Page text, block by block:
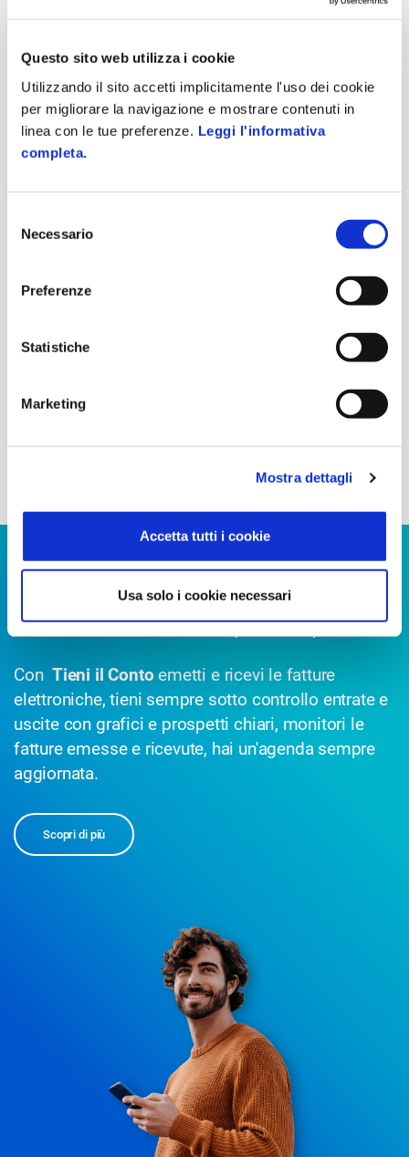
Questo sito web utilizza i cookie
Utilizzando il sito accetti implicitamente l'uso dei cookie
per migliorare la navigazione e mostrare contenuti in
linea con le tue preferenze. Leggi l'informativa
completa.
delNecessario
Preferenze
Statistiche
Marketing
Mostra dettagli
Accetta tutti i cookie
Usa solo i cookie necessari
CONFIGURAZIONI
Più di un pacchetto: un servizio
completo
Nso, ordini/ddt Peppol, fatture di acquisto soggette ad
(Nodo Smistamento
Ordini)
Ordini, DdT elettronici tramite rete
(previo acquisto del
per la verifica della solvibilità
clienti (previo acquisto del servizio)
Ti serve una soluzione più completa?
ConTieni il Contoemetti e ricevi le fatture
elettroniche, tieni sempre sotto controllo entrate e
uscite con grafici e prospetti chiari, monitori le
fatture emesse e ricevute, hai un'agenda sempre
aggiornata.
Scopri di più